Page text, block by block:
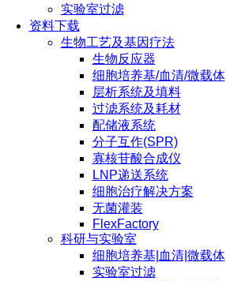
实验室过滤
资料下载
生物工艺及基因疗法
生物反应器
细胞培养基/血清/微载体
层析系统及填料
过滤系统及耗材
配储液系统
分子互作(SPR)
寡核苷酸合成仪
LNP递送系统
细胞治疗解决方案
无菌灌装
FlexFactory
科研与实验室
细胞培养基|血清|微载体
实验室过滤